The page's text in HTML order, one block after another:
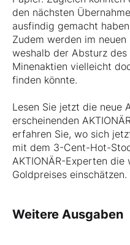
den nächsten
ausfindig gemacht
Zudem werden im
weshalb der Absturz
Minenaktien vielleicht
finden könnte.
Lesen Sie jetzt die neue
erscheinenden
erfahren Sie, wo sich
mit dem 3-Cent-Hot-
AKTIONÄR-Experten
Goldpreises einschätzen.
Weitere Ausgaben